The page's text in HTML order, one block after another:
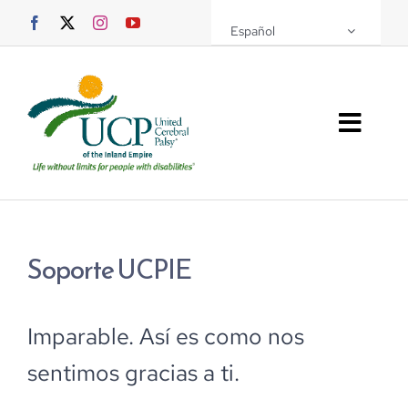
Saltar
Español
Eventos
Soporte UCPIE
Recursos
Soporte UCPIE
Imparable. Así es como nos
sentimos gracias a ti.